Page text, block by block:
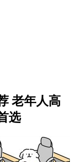
老年人高
选